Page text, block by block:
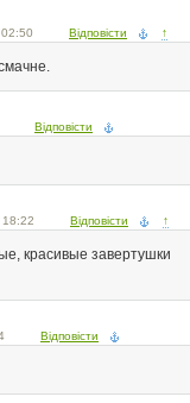
Відповісти ↑
Відповісти
Відповісти ↑
красивые завертушки
Відповісти